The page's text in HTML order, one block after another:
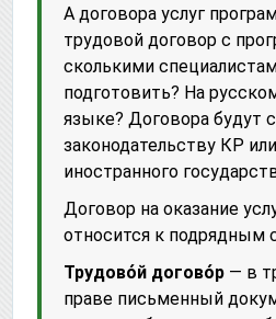
А договора услуг
трудовой договор с
сколькими
подготовить? На
языке? Договора будут
законодательству КР
иностранного
Договор на оказание
относится к подрядным
Трудово́й догово́р — в
праве письменный